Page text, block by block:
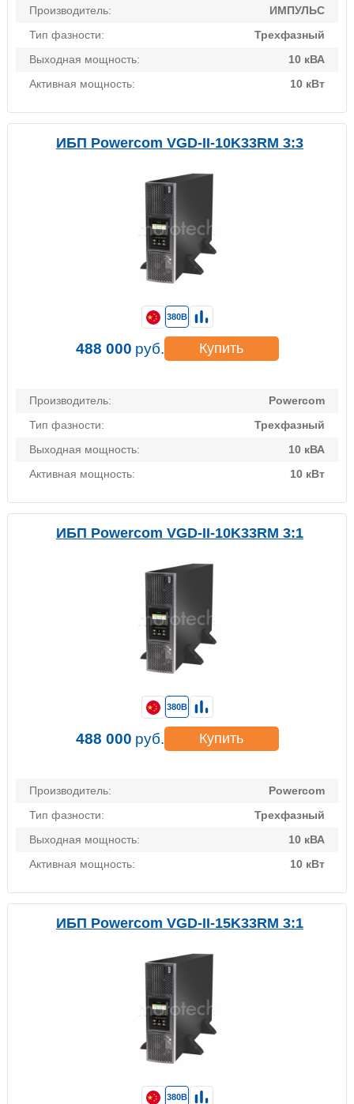
Производитель:
ИМПУЛЬС
Тип фазности:
Трехфазный
Выходная мощность:
10 кВА
Активная мощность:
10 кВт
ИБП Powercom VGD-II-10K33RM 3:3
Производитель:
Powercom
Тип фазности:
Трехфазный
Выходная мощность:
10 кВА
Активная мощность:
10 кВт
380В
488 000 руб. Купить
ИБП Powercom VGD-II-10K33RM 3:1
Производитель:
Powercom
Тип фазности:
Трехфазный
Выходная мощность:
10 кВА
Активная мощность:
10 кВт
380В
488 000 руб. Купить
ИБП Powercom VGD-II-15K33RM 3:1
380В